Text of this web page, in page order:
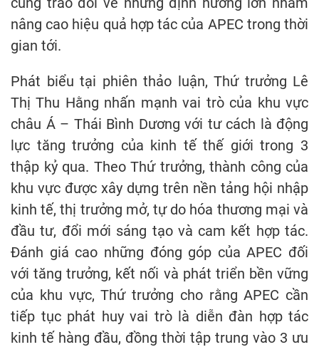
nâng cao hiệu quả hợp tác của APEC trong thời
gian tới.
Phát biểu tại phiên thảo luận, Thứ trưởng Lê
Thị Thu Hằng nhấn mạnh vai trò của khu vực
châu Á – Thái Bình Dương với tư cách là động
lực tăng trưởng của kinh tế thế giới trong 3
thập kỷ qua. Theo Thứ trưởng, thành công của
khu vực được xây dựng trên nền tảng hội nhập
kinh tế, thị trưởng mở, tự do hóa thương mại và
đầu tư, đổi mới sáng tạo và cam kết hợp tác.
Đánh giá cao những đóng góp của APEC đối
với tăng trưởng, kết nối và phát triển bền vững
của khu vực, Thứ trưởng cho rằng APEC cần
tiếp tục phát huy vai trò là diễn đàn hợp tác
kinh tế hàng đầu, đồng thời tập trung vào 3 ưu